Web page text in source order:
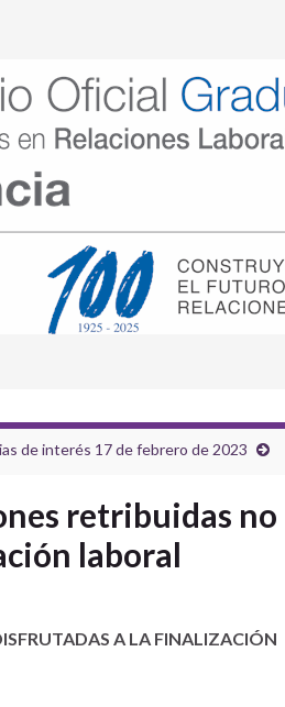
de interés 17 de febrero de 2023
retribuidas no
laboral
A LA FINALIZACIÓN